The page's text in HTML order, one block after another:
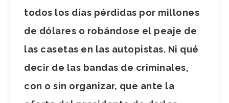
todos los días pérdidas por millones
de dólares o robándose el peaje de
las casetas en las autopistas. Ni qué
decir de las bandas de criminales,
con o sin organizar, que ante la